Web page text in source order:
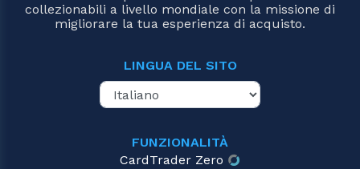
collezionabili a livello mondiale con la missione di
migliorare la tua esperienza di acquisto.
LINGUA DEL SITO
FUNZIONALITÀ
CardTrader Zero